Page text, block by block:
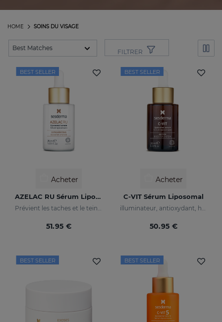
SOINS DU VISAGE
HOME
FILTRER
BEST SELLER
Acheter
AZELAC RU Sérum Liposomal
Prévient les taches et le teint irrégulier
51.95 €
BEST SELLER
Acheter
C-VIT Sérum Liposomal
illuminateur, antioxydant, hydratant et anti-rides
50.95 €
BEST SELLER BEST SELLER